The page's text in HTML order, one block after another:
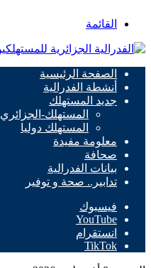
القائمة
الصفحة الرئيسية
أنشطة الفدرالية
جديد المستهلك
المستهلك-الجزائري
المستهلك دوليا
معلومة مفيدة
صحافة
بيانات الفدرالية
تدابير.. صحة و توفير
فيسبوك
‫YouTube
انستقرام
‫TikTok